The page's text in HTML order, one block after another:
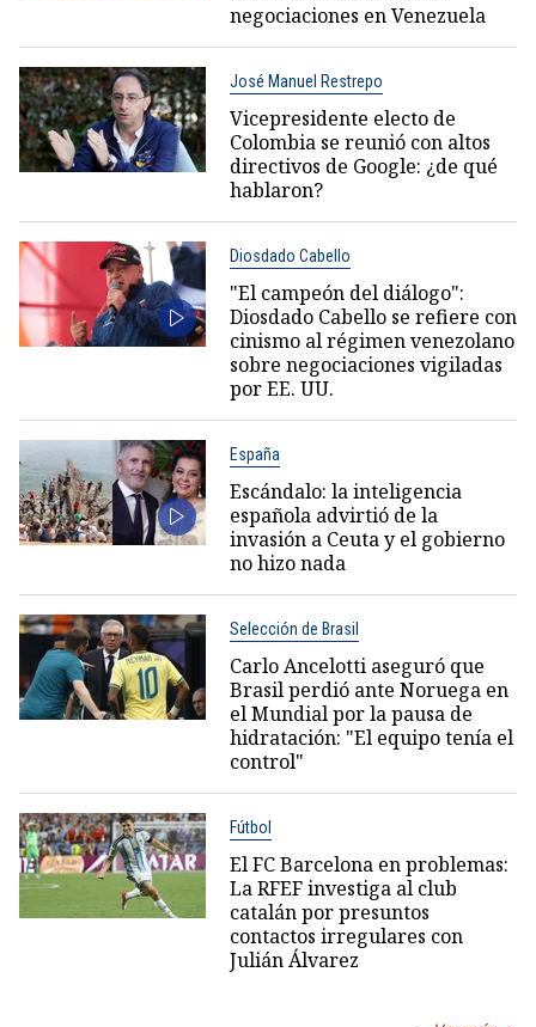
negociaciones en Venezuela
José Manuel Restrepo
Vicepresidente electo de
Colombia se reunió con altos
directivos de Google: ¿de qué
hablaron?
Diosdado Cabello
"El campeón del diálogo":
Diosdado Cabello se refiere con
cinismo al régimen venezolano
sobre negociaciones vigiladas
por EE. UU.
España
Escándalo: la inteligencia
española advirtió de la
invasión a Ceuta y el gobierno
no hizo nada
Selección de Brasil
Carlo Ancelotti aseguró que
Brasil perdió ante Noruega en
el Mundial por la pausa de
hidratación: "El equipo tenía el
control"
Fútbol
El FC Barcelona en problemas:
La RFEF investiga al club
catalán por presuntos
contactos irregulares con
Julián Álvarez